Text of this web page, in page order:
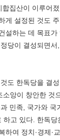
집산이 이루어
게 설정된 것도
설하는 데 목표
당이 결성되면
도 한독당을 결
앙이 창안한 것
민족, 국가와
고 있다. 한독
여 정치·경제·